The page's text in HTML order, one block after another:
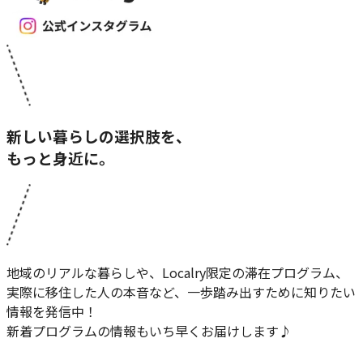
新しい暮らしの選択肢を、
もっと身近に。
地域のリアルな暮らしや、Localry限定の滞在プログラム、
実際に移住した人の本音など、一歩踏み出すために知りたい
情報を発信中！
新着プログラムの情報もいち早くお届けします♪